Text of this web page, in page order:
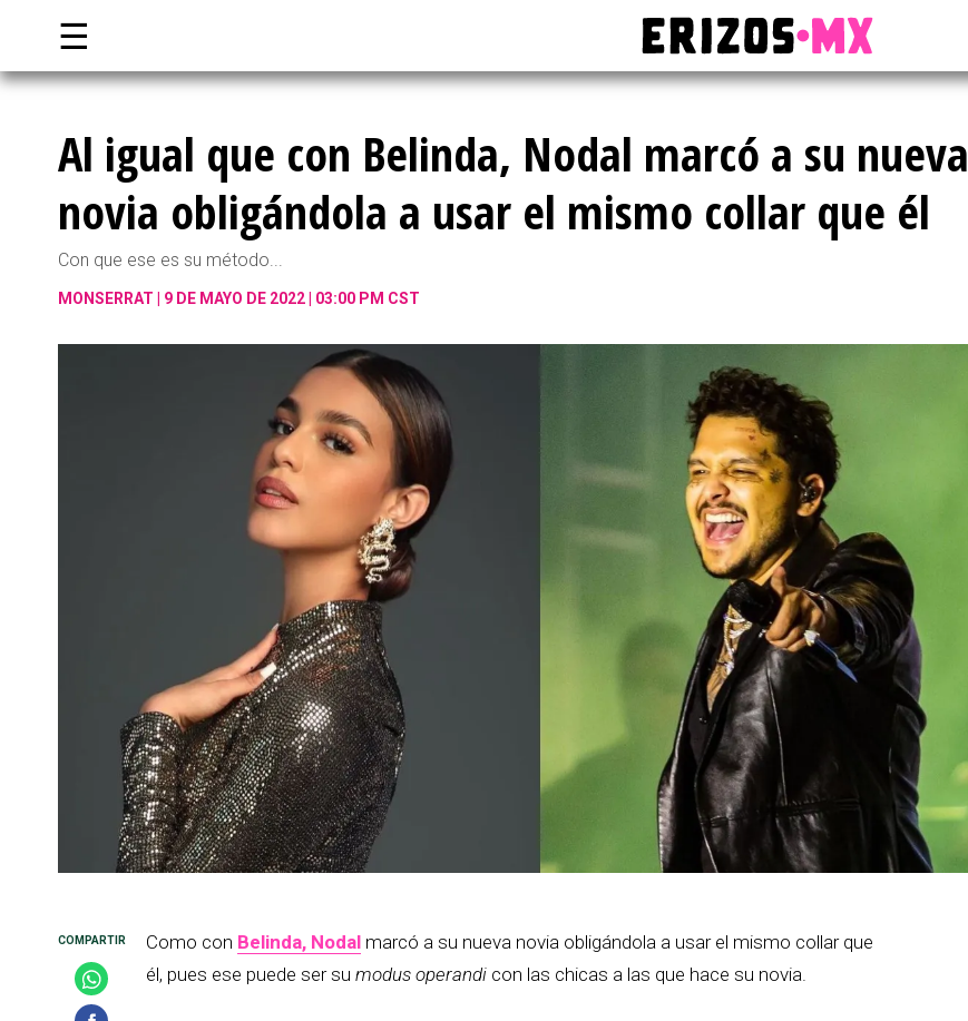
☰
Al igual que con Belinda, Nodal marcó a su nueva
novia obligándola a usar el mismo collar que él
Con que ese es su método...
MONSERRAT 9 DE MAYO DE 2022 | 03:00 PM CST
Como con Belinda, Nodal marcó a su nueva novia obligándola a usar el mismo collar que
él, pues ese puede ser su modus operandi con las chicas a las que hace su novia.